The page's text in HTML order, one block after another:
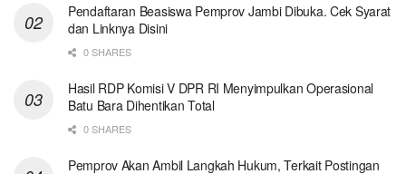
Pendaftaran Beasiswa Pemprov Jambi Dibuka. Cek Syarat
dan Linknya Disini
0 SHARES
Hasil RDP Komisi V DPR RI Menyimpulkan Operasional
Batu Bara Dihentikan Total
0 SHARES
Pemprov Akan Ambil Langkah Hukum, Terkait Postingan